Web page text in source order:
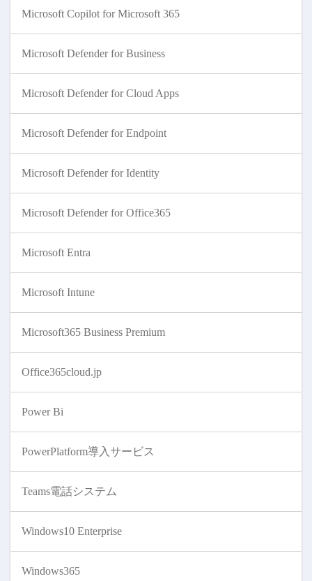
Microsoft Copilot for Microsoft 365
Microsoft Defender for Business
Microsoft Defender for Cloud Apps
Microsoft Defender for Endpoint
Microsoft Defender for Identity
Microsoft Defender for Office365
Microsoft Entra
Microsoft Intune
Microsoft365 Business Premium
Office365cloud.jp
Power Bi
PowerPlatform導入サービス
Teams電話システム
Windows10 Enterprise
Windows365